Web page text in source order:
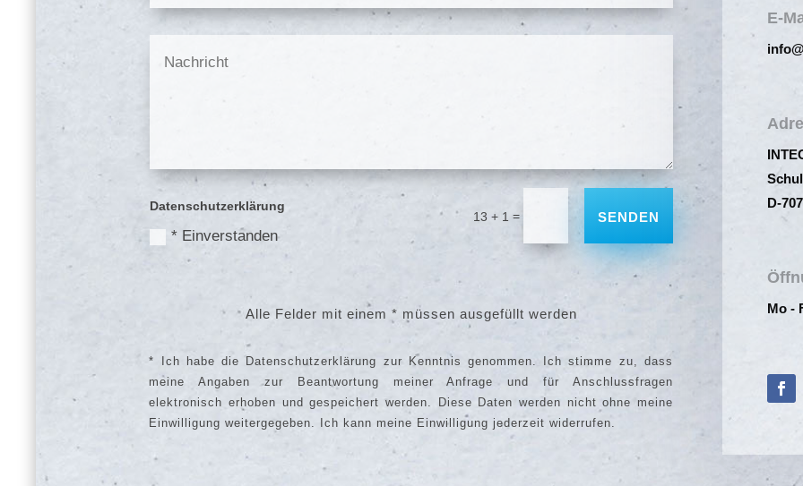
Datenschutzerklärung
* Einverstanden
13 + 1 = SENDEN
Alle Felder mit einem * müssen ausgefüllt werden
* Ich habe die Datenschutzerklärung zur Kenntnis genommen. Ich stimme zu, dass
meine Angaben zur Beantwortung meiner Anfrage und für Anschlussfragen
elektronisch erhoben und gespeichert werden. Diese Daten werden nicht ohne meine
Einwilligung weitergegeben. Ich kann meine Einwilligung jederzeit widerrufen.
E-
D-
Mo -